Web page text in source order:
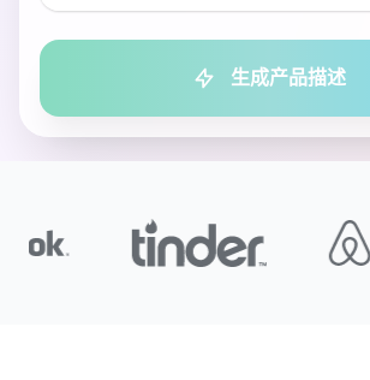
学术
生动
生成产品描述